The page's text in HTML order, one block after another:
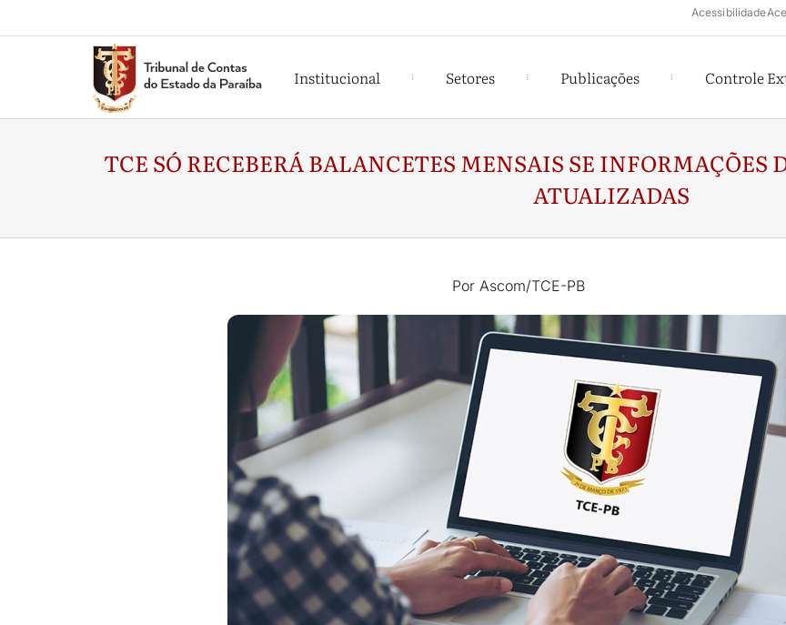
Acessibilidade
Institucional Setores Publicações Controle
TCE SÓ RECEBERÁ BALANCETES MENSAIS SE INFORMAÇÕES
ATUALIZADAS
Por Ascom/TCE-PB